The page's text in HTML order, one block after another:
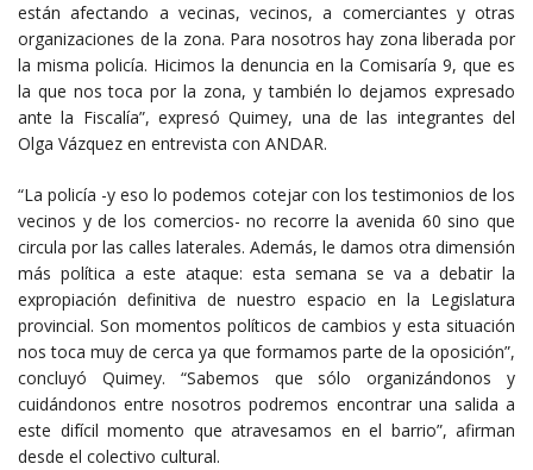
están afectando a vecinas, vecinos, a comerciantes y otras
organizaciones de la zona. Para nosotros hay zona liberada por
la misma policía. Hicimos la denuncia en la Comisaría 9, que es
la que nos toca por la zona, y también lo dejamos expresado
ante la Fiscalía”, expresó Quimey, una de las integrantes del
Olga Vázquez en entrevista con ANDAR.
“La policía -y eso lo podemos cotejar con los testimonios de los
vecinos y de los comercios- no recorre la avenida 60 sino que
circula por las calles laterales. Además, le damos otra dimensión
más política a este ataque: esta semana se va a debatir la
expropiación definitiva de nuestro espacio en la Legislatura
provincial. Son momentos políticos de cambios y esta situación
nos toca muy de cerca ya que formamos parte de la oposición”,
concluyó Quimey. “Sabemos que sólo organizándonos y
cuidándonos entre nosotros podremos encontrar una salida a
este difícil momento que atravesamos en el barrio”, afirman
desde el colectivo cultural.